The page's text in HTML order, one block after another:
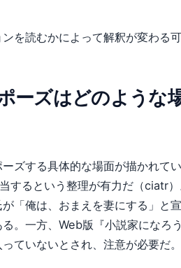
を読むかによって解釈が変わる
ーズはどのような
ズする具体的な場面が描かれて
するという整理が有力だ（ciatr
「俺は、おまえを妻にする」と
。一方、Web版『小説家になろ
ていないとされ、注意が必要だ。